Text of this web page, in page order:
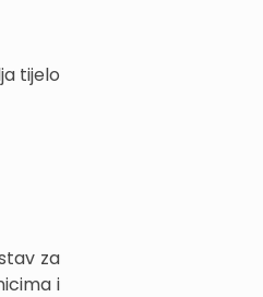
tijelo
za
i